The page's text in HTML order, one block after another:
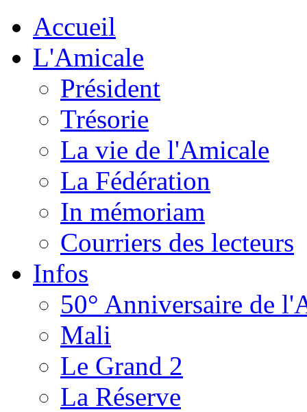
Accueil
L'Amicale
Président
Trésorie
La vie de l'Amicale
La Fédération
In mémoriam
Courriers des lecteurs
Infos
50° Anniversaire de
Mali
Le Grand 2
La Réserve